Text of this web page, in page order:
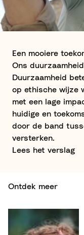
Een mooiere
Ons
Duurzaamheid
op ethische wijze
met een lage
huidige en
door de band
versterken.
Lees het verslag
Ontdek meer